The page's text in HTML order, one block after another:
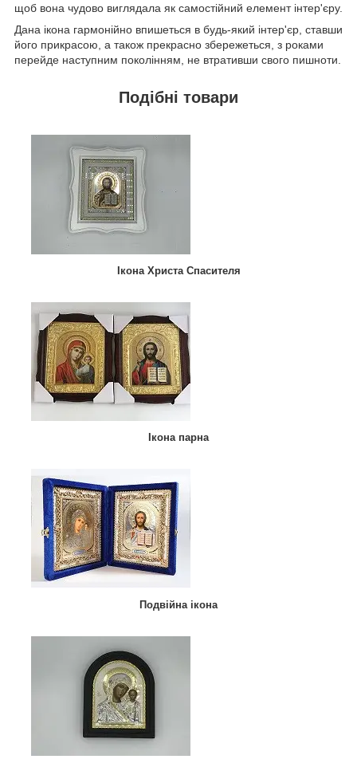
щоб вона чудово виглядала як самостійний елемент інтер'єру.
Дана ікона гармонійно впишеться в будь-який інтер'єр, ставши
його прикрасою, а також прекрасно збережеться, з роками
перейде наступним поколінням, не втративши свого пишноти.
Подібні товари
Ікона Христа Спасителя
Ікона парна
Подвійна ікона